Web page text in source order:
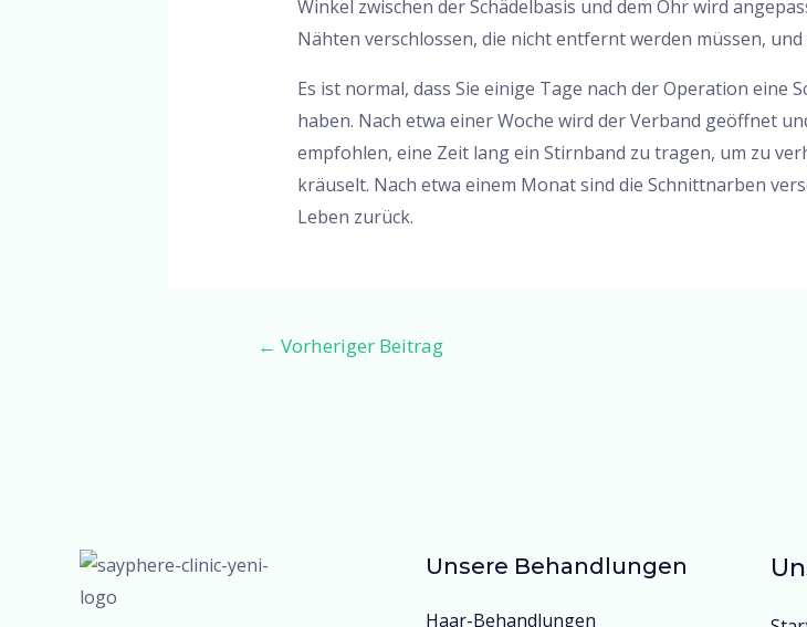
Winkel zwischen der Schädelbasis und dem Ohr wird
Nähten verschlossen, die nicht entfernt werden müssen,
Es ist normal, dass Sie einige Tage nach der Operation eine
haben. Nach etwa einer Woche wird der Verband geöffnet
empfohlen, eine Zeit lang ein Stirnband zu tragen, um zu
kräuselt. Nach etwa einem Monat sind die Schnittnarben
Leben zurück.
← Vorheriger Beitrag
Unsere Behandlungen
Haar-Behandlungen